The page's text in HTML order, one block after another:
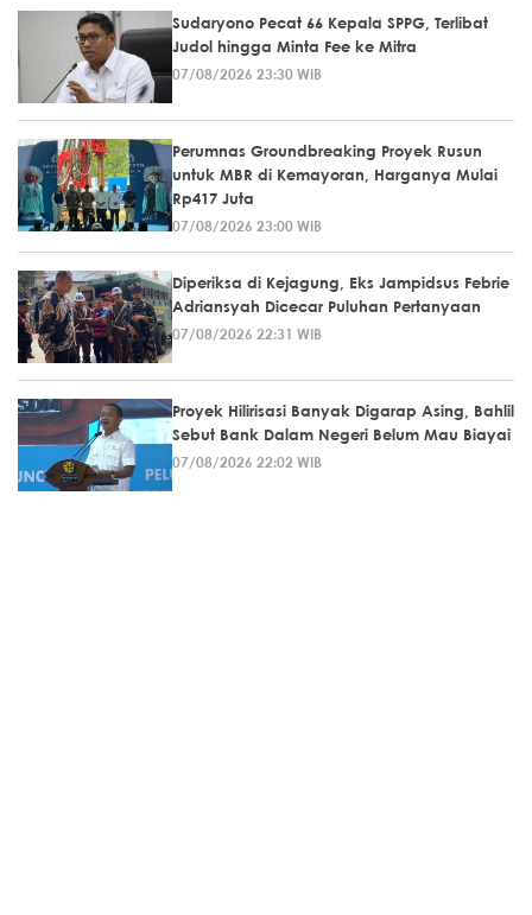
Sudaryono Pecat 66 Kepala SPPG, Terlibat
Judol hingga Minta Fee ke Mitra
07/08/2026 23:30 WIB
Perumnas Groundbreaking Proyek Rusun
untuk MBR di Kemayoran, Harganya Mulai
Rp417 Juta
07/08/2026 23:00 WIB
Diperiksa di Kejagung, Eks Jampidsus Febrie
Adriansyah Dicecar Puluhan Pertanyaan
07/08/2026 22:31 WIB
Proyek Hilirisasi Banyak Digarap Asing, Bahlil
Sebut Bank Dalam Negeri Belum Mau Biayai
07/08/2026 22:02 WIB